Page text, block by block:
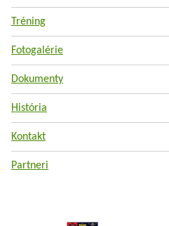
Tréning
Fotogalérie
Dokumenty
História
Kontakt
Partneri